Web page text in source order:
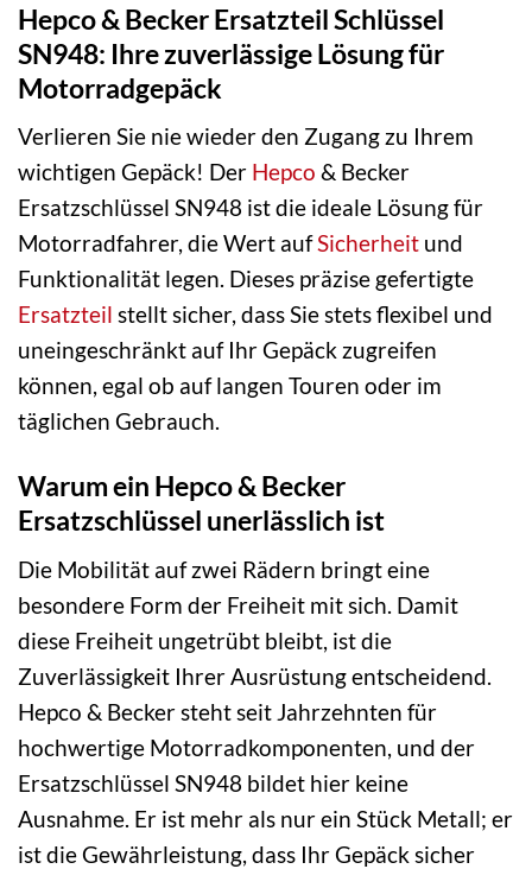
Hepco & Becker Ersatzteil Schlüssel
SN948: Ihre zuverlässige Lösung für
Motorradgepäck
Verlieren Sie nie wieder den Zugang zu Ihrem
wichtigen Gepäck! Der Hepco & Becker
Ersatzschlüssel SN948 ist die ideale Lösung für
Motorradfahrer, die Wert aufSicherheit und
Funktionalität legen. Dieses präzise gefertigte
Ersatzteil stellt sicher, dass Sie stets flexibel und
uneingeschränkt auf Ihr Gepäck zugreifen
können, egal ob auf langen Touren oder im
täglichen Gebrauch.
Warum ein Hepco & Becker
Ersatzschlüssel unerlässlich ist
Die Mobilität auf zwei Rädern bringt eine
besondere Form der Freiheit mit sich. Damit
diese Freiheit ungetrübt bleibt, ist die
Zuverlässigkeit Ihrer Ausrüstung entscheidend.
Hepco & Becker steht seit Jahrzehnten für
hochwertige Motorradkomponenten, und der
Ersatzschlüssel SN948 bildet hier keine
Ausnahme. Er ist mehr als nur ein Stück Metall; er
ist die Gewährleistung, dass Ihr Gepäck sicher